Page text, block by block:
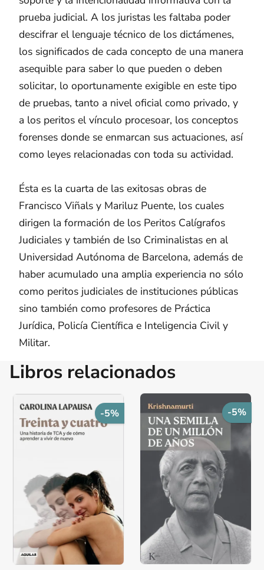
prueba judicial. A los juristas les faltaba poder
descifrar el lenguaje técnico de los dictámenes,
los significados de cada concepto de una manera
asequible para saber lo que pueden o deben
solicitar, lo oportunamente exigible en este tipo
de pruebas, tanto a nivel oficial como privado, y
a los peritos el vínculo procesoar, los conceptos
forenses donde se enmarcan sus actuaciones, así
como leyes relacionadas con toda su actividad.
Ésta es la cuarta de las exitosas obras de
Francisco Viñals y Mariluz Puente, los cuales
dirigen la formación de los Peritos Calígrafos
Judiciales y también de lso Criminalistas en al
Universidad Autónoma de Barcelona, además de
haber acumulado una amplia experiencia no sólo
como peritos judiciales de instituciones públicas
sino también como profesores de Práctica
Jurídica, Policía Científica e Inteligencia Civil y
Militar.
Libros relacionados
-5% -5%